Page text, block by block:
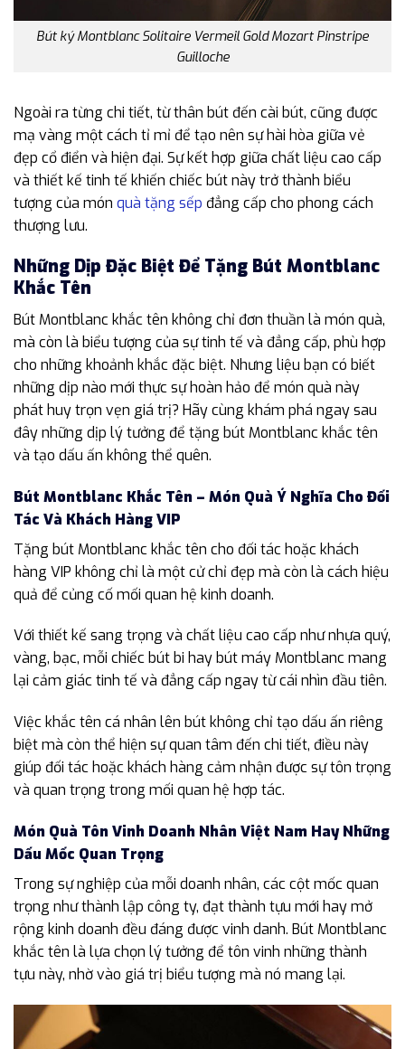
Bút ký Montblanc Solitaire Vermeil Gold Mozart Pinstripe
Guilloche
Ngoài ra từng chi tiết, từ thân bút đến cài bút, cũng được
mạ vàng một cách tỉ mỉ để tạo nên sự hài hòa giữa vẻ
đẹp cổ điển và hiện đại. Sự kết hợp giữa chất liệu cao cấp
và thiết kế tinh tế khiến chiếc bút này trở thành biểu
tượng của món quà tặng sếp đẳng cấp cho phong cách
thượng lưu.
Những Dịp Đặc Biệt Để Tặng Bút Montblanc
Khắc Tên
Bút Montblanc khắc tên không chỉ đơn thuần là món quà,
mà còn là biểu tượng của sự tinh tế và đẳng cấp, phù hợp
cho những khoảnh khắc đặc biệt. Nhưng liệu bạn có biết
những dịp nào mới thực sự hoàn hảo để món quà này
phát huy trọn vẹn giá trị? Hãy cùng khám phá ngay sau
đây những dịp lý tưởng để tặng bút Montblanc khắc tên
và tạo dấu ấn không thể quên.
Bút Montblanc Khắc Tên – Món Quà Ý Nghĩa Cho Đối
Tác Và Khách Hàng VIP
Tặng bút Montblanc khắc tên cho đối tác hoặc khách
hàng VIP không chỉ là một cử chỉ đẹp mà còn là cách hiệu
quả để củng cố mối quan hệ kinh doanh.
Với thiết kế sang trọng và chất liệu cao cấp như nhựa quý,
vàng, bạc, mỗi chiếc bút bi hay bút máy Montblanc mang
lại cảm giác tinh tế và đẳng cấp ngay từ cái nhìn đầu tiên.
Việc khắc tên cá nhân lên bút không chỉ tạo dấu ấn riêng
biệt mà còn thể hiện sự quan tâm đến chi tiết, điều này
giúp đối tác hoặc khách hàng cảm nhận được sự tôn trọng
và quan trọng trong mối quan hệ hợp tác.
Món Quà Tôn Vinh Doanh Nhân Việt Nam Hay Những
Dấu Mốc Quan Trọng
Trong sự nghiệp của mỗi doanh nhân, các cột mốc quan
trọng như thành lập công ty, đạt thành tựu mới hay mở
rộng kinh doanh đều đáng được vinh danh. Bút Montblanc
khắc tên là lựa chọn lý tưởng để tôn vinh những thành
tựu này, nhờ vào giá trị biểu tượng mà nó mang lại.